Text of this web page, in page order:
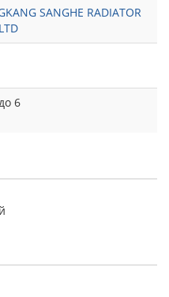
SANGHE RADIATOR
6